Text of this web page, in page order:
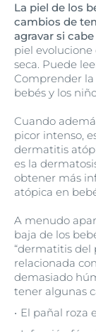
La piel de los
cambios de
agravar si
piel
seca. Puede
Comprender la
bebés y los
Cuando
picor intenso,
dermatitis
es la
obtener más
atópica en
A menudo
baja de los
“dermatitis del
relacionada
demasiado
tener algunas
El pañal roza